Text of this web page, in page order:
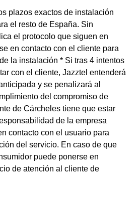
plazos exactos de instalación
el resto de España. Sin
el protocolo que siguen en
en contacto con el cliente para
la instalación * Si tras 4 intentos
con el cliente, Jazztel entenderá
y se penalizará al
del compromiso de
de Cárcheles tiene que estar
de la empresa
contacto con el usuario para
del servicio. En caso de que
puede ponerse en
de atención al cliente de